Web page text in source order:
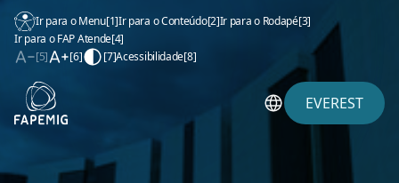
Ir para o Menu[1]Ir para o Conteúdo[2]Ir para o Rodapé[3]
Ir para o FAP Atende[4]
[5]
[6] [7]Acessibilidade[8]
EVEREST